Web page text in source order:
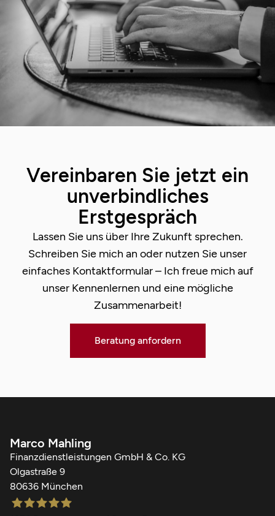
Vereinbaren Sie jetzt ein
unverbindliches
Erstgespräch
Lassen Sie uns über Ihre Zukunft sprechen.
Schreiben Sie mich an oder nutzen Sie unser
einfaches Kontaktformular – Ich freue mich auf
unser Kennenlernen und eine mögliche
Zusammenarbeit!
Beratung anfordern
Marco Mahling
Finanzdienstleistungen GmbH & Co. KG
Olgastraße 9
80636 München